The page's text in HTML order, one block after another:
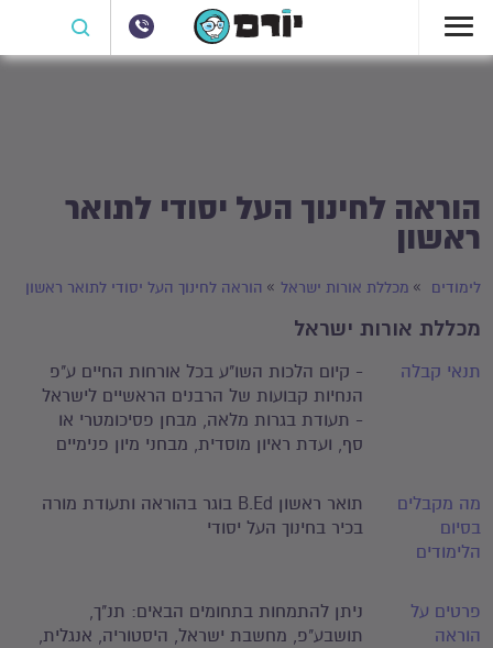
הוראה לחינוך העל יסודי לתואר
ראשון
לימודים מכללת אורות ישראל הוראה לחינוך העל יסודי לתואר ראשון
מכללת אורות ישראל
תנאי קבלה
- קיום הלכות השו"ע בכל אורחות החיים ע"פ
הנחיות קבועות של הרבנים הראשיים לישראל
- תעודת בגרות מלאה, מבחן פסיכומטרי או
סף, ועדת ראיון מוסדית, מבחני מיון פנימיים
מה מקבלים
בסיום
הלימודים
תואר ראשון B.Ed בוגר בהוראה ותעודת מורה
בכיר בחינוך העל יסודי
פרטים על
הוראה
ניתן להתמחות בתחומים הבאים: תנ"ך,
תושבע"פ, מחשבת ישראל, היסטוריה, אנגלית,